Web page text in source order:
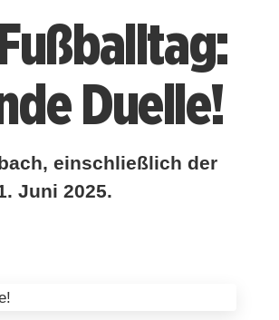
Duelle!
einschließlich der
Juni 2025.